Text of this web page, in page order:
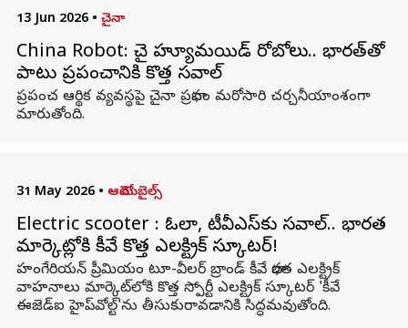
13 Jun 2026 • చైనా
China Robot: చైనా హ్యూమనాయిడ్ రోబోలు.. భారత్‌తో
పాటు ప్రపంచానికి కొత్త సవాల్
ప్రపంచ ఆర్థిక వ్యవస్థపై చైనా ప్రభావం మరోసారి చర్చనీయాంశంగా
మారుతోంది.
31 May 2026 • ఆటోమొబైల్స్
Electric scooter : ఓలా, టీవీఎస్‌కు సవాల్‌.. భారత
మార్కెట్లోకి కీవే కొత్త ఎలక్ట్రిక్ స్కూటర్‌!
హంగేరియన్ ప్రీమియం టూ-వీలర్ బ్రాండ్ కీవే భారత ఎలక్ట్రిక్
వాహనాలు మార్కెట్‌లోకి కొత్త స్పోర్టీ ఎలక్ట్రిక్ స్కూటర్ 'కీవే
ఈజెడ్‌ఐ హైప్‌వోల్ట్'ను తీసుకురావడానికి సిద్ధమవుతోంది.